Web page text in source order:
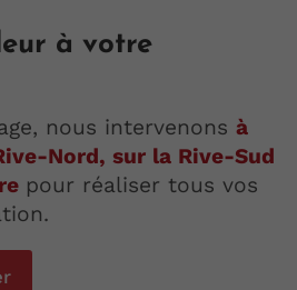
à votre
nous intervenons à
Nord, sur la Rive-Sud
pour réaliser tous vos